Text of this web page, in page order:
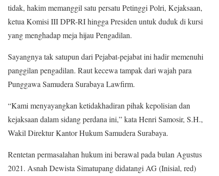
tidak, hakim memanggil satu persatu Petinggi Polri, Kejaksaan,
ketua Komisi III DPR-RI hingga Presiden untuk duduk di kursi
yang menghadap meja hijau Pengadilan.
Sayangnya tak satupun dari Pejabat-pejabat ini hadir memenuhi
panggilan pengadilan. Raut kecewa tampak dari wajah para
Punggawa Samudera Surabaya Lawfirm.
“Kami menyayangkan ketidakhadiran pihak kepolisian dan
kejaksaan dalam sidang perdana ini,” kata Henri Samosir, S.H.,
Wakil Direktur Kantor Hukum Samudera Surabaya.
Rentetan permasalahan hukum ini berawal pada bulan Agustus
2021. Asnah Dewista Simatupang didatangi AG (Inisial, red)